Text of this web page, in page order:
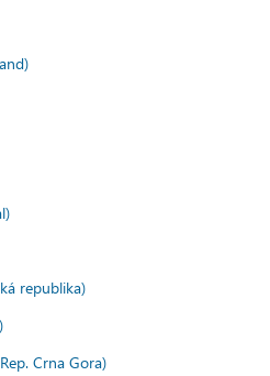
republika)
Crna Gora)